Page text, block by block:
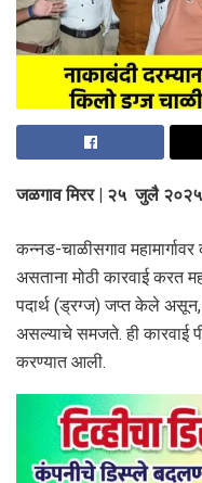
जळगाव मिरर | २५ जुलै २०२५
कन्नड-चाळीसगाव
असताना मोठी कारवाई करत
पदार्थ (ड्रग्ज) जप्त केले
असल्याचे समजते. ही कारवाई
करण्यात आली.